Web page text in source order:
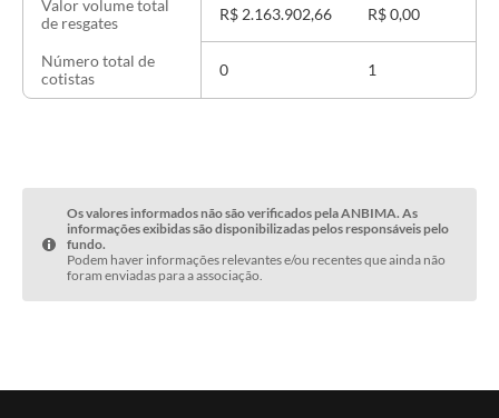
Valor volume total
de resgates
Número total de
cotistas
R$ 2.163.902,66
0
R$ 0,00
1
Os valores informados não são verificados pela ANBIMA. As
informações exibidas são disponibilizadas pelos responsáveis pelo
fundo.
Podem haver informações relevantes e/ou recentes que ainda não
foram enviadas para a associação.